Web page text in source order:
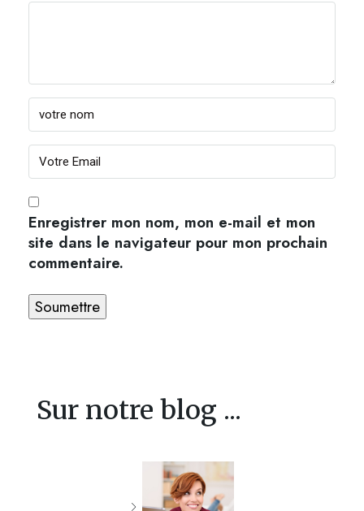
Enregistrer mon nom, mon e-mail et mon
site dans le navigateur pour mon prochain
commentaire.
Sur notre blog ...